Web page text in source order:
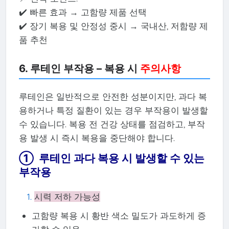
✔️ 빠른 효과 → 고함량 제품 선택
✔️ 장기 복용 및 안정성 중시 → 국내산, 저함량 제
품 추천
6. 루테인 부작용 – 복용 시 주의사항
루테인은 일반적으로 안전한 성분이지만, 과다 복
용하거나 특정 질환이 있는 경우 부작용이 발생할
수 있습니다. 복용 전 건강 상태를 점검하고, 부작
용 발생 시 즉시 복용을 중단해야 합니다.
① 루테인 과다 복용 시 발생할 수 있는
부작용
시력 저하 가능성
고함량 복용 시 황반 색소 밀도가 과도하게 증